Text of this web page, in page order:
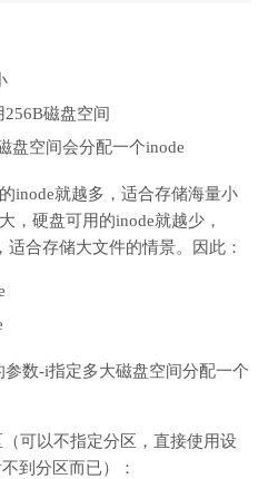
256B磁盘空间
盘空间会分配一个inode
inode就越多，适合存储海量小
，硬盘可用的inode就越少，
合存储大文件的情景。因此：
数-i指定多大磁盘空间分配一个
可以不指定分区，直接使用设
到分区而已）：